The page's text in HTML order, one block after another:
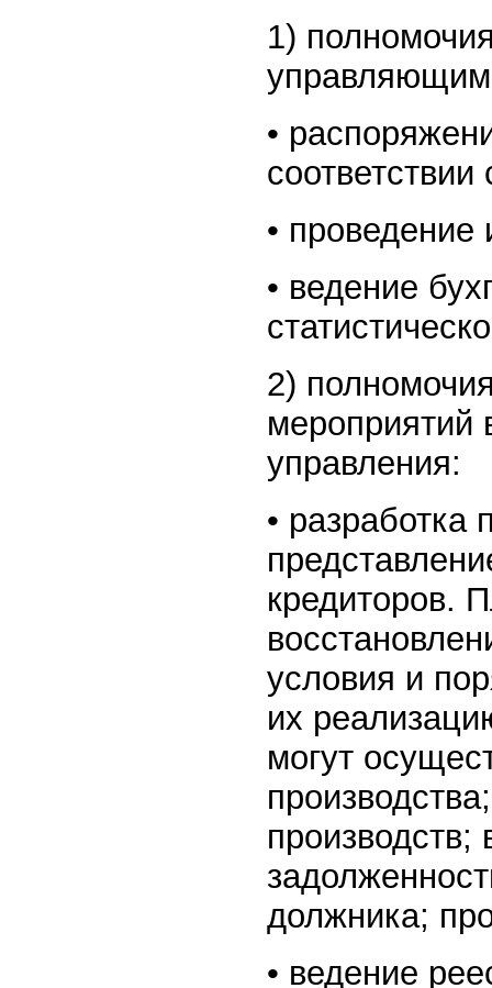
1)
управляющим
•
• проведение
• ведение
2)
мероприятий
управления:
• разработка
кредиторов.
условия и
их
могут
производств;
должника;
• ведение